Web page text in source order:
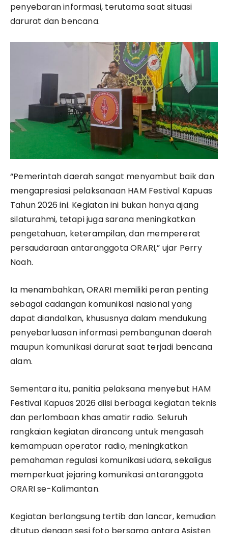
penyebaran informasi, terutama saat situasi
darurat dan bencana.
“Pemerintah daerah sangat menyambut baik dan
mengapresiasi pelaksanaan HAM Festival Kapuas
Tahun 2026 ini. Kegiatan ini bukan hanya ajang
silaturahmi, tetapi juga sarana meningkatkan
pengetahuan, keterampilan, dan mempererat
persaudaraan antaranggota ORARI,” ujar Perry
Noah.
Ia menambahkan, ORARI memiliki peran penting
sebagai cadangan komunikasi nasional yang
dapat diandalkan, khususnya dalam mendukung
penyebarluasan informasi pembangunan daerah
maupun komunikasi darurat saat terjadi bencana
alam.
Sementara itu, panitia pelaksana menyebut HAM
Festival Kapuas 2026 diisi berbagai kegiatan teknis
dan perlombaan khas amatir radio. Seluruh
rangkaian kegiatan dirancang untuk mengasah
kemampuan operator radio, meningkatkan
pemahaman regulasi komunikasi udara, sekaligus
memperkuat jejaring komunikasi antaranggota
ORARI se-Kalimantan.
Kegiatan berlangsung tertib dan lancar, kemudian